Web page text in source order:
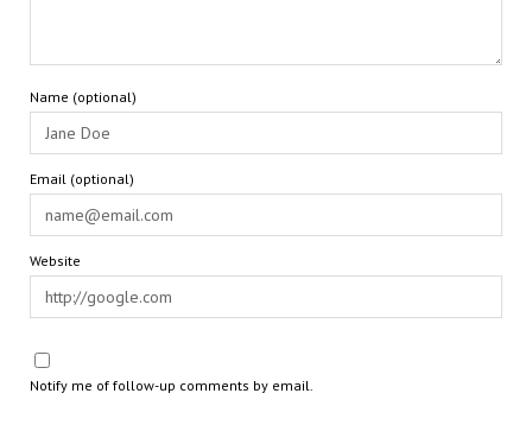
Name (optional)
Email (optional)
Website
Notify me of follow-up comments by email.